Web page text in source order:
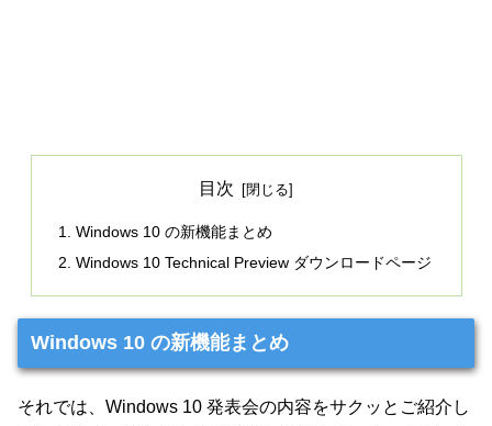
目次
Windows 10 の新機能まとめ
Windows 10 Technical Preview ダウンロードページ
Windows 10 の新機能まとめ
それでは、Windows 10 発表会の内容をサクッとご紹介し